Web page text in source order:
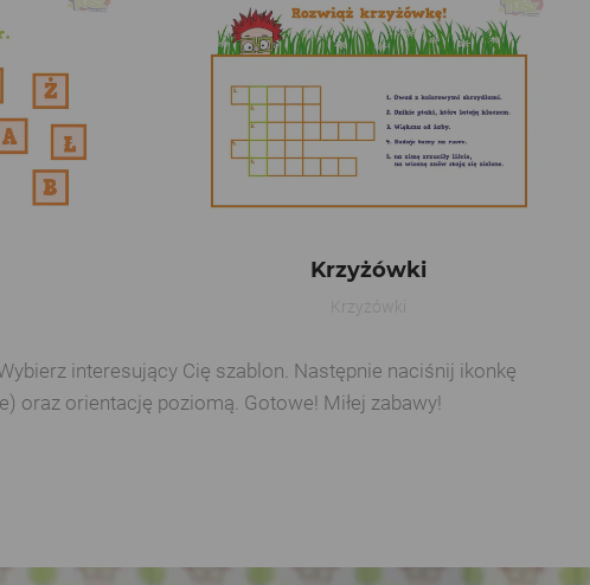
Krzyżówki
Krzyżówki
interesujący Cię szablon. Następnie naciśnij ikonkę
oraz orientację poziomą. Gotowe! Miłej zabawy!